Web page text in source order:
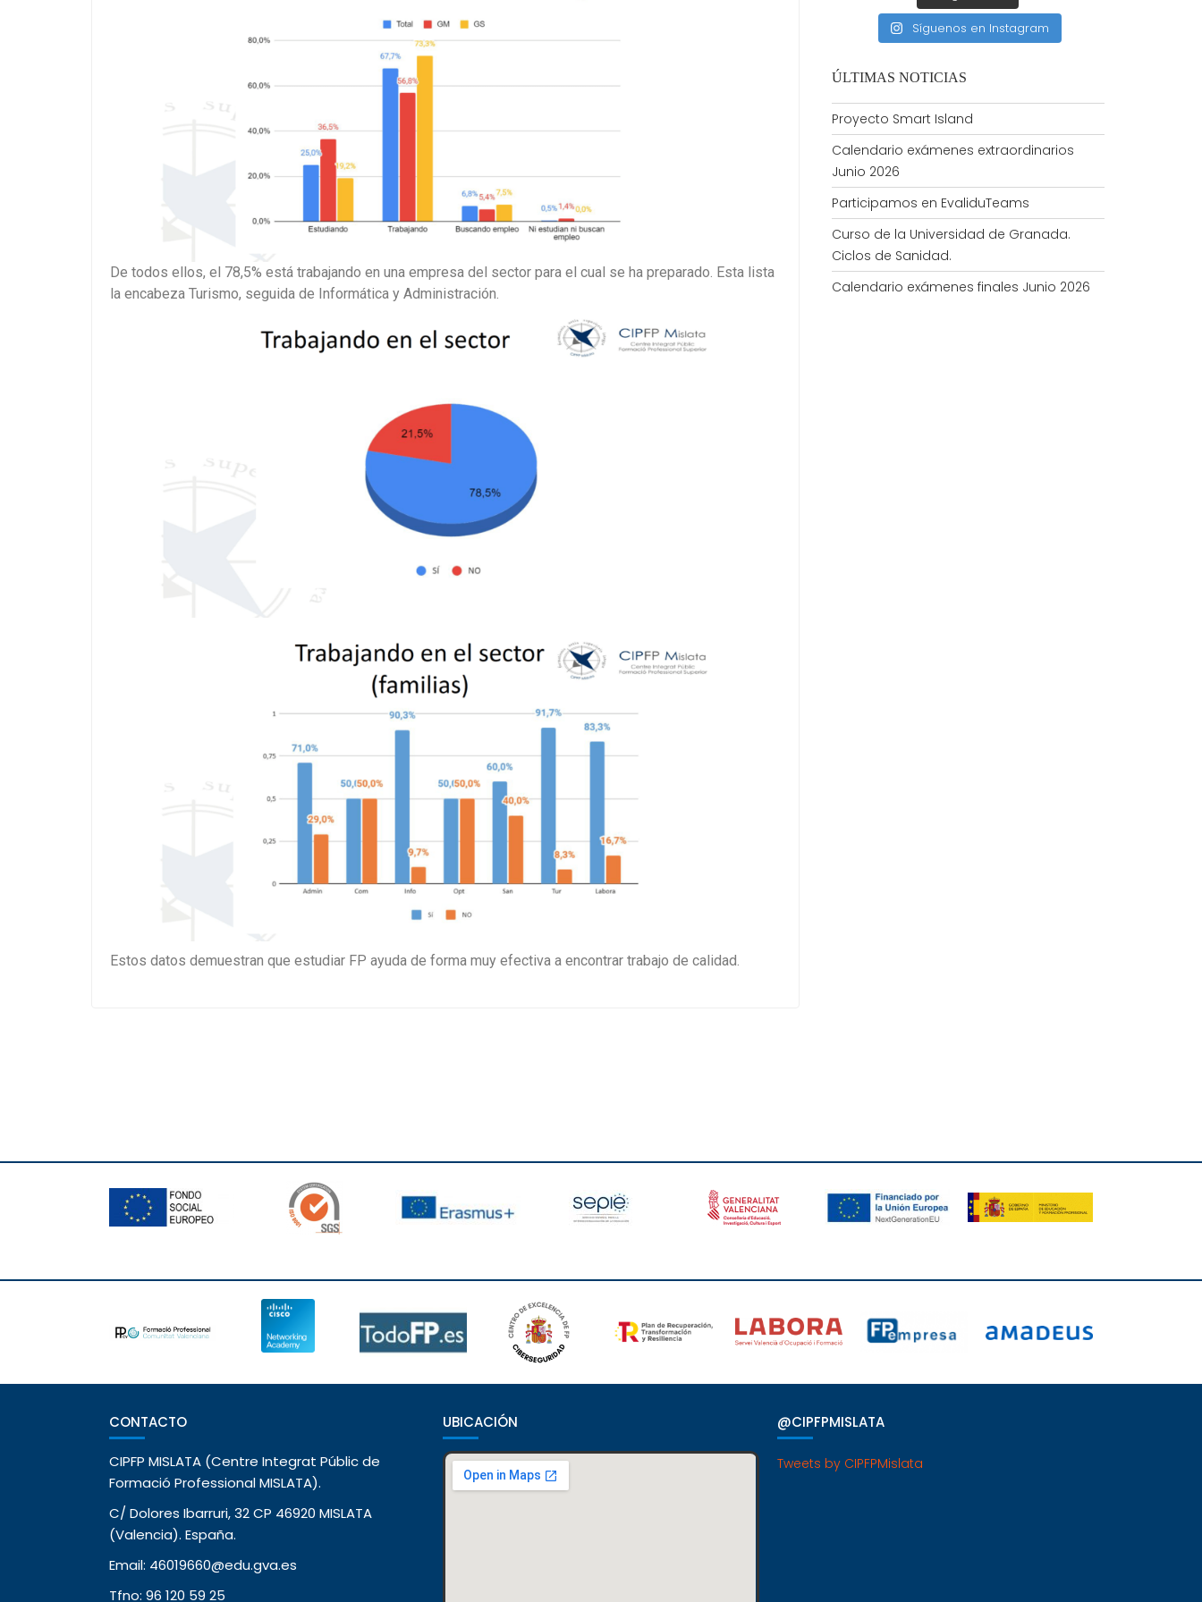
De todos ellos, el 78,5% está trabajando en una empresa del sector para el cual se ha preparado. Esta lista
la encabeza Turismo, seguida de Informática y Administración.
Estos datos demuestran que estudiar FP ayuda de forma muy efectiva a encontrar trabajo de calidad.
Síguenos en Instagram
ÚLTIMAS NOTICIAS
Proyecto Smart Island
Calendario exámenes extraordinarios
Junio 2026
Participamos en EvaliduTeams
Curso de la Universidad de Granada.
Ciclos de Sanidad.
Calendario exámenes finales Junio 2026
CONTACTO
CIPFP MISLATA (Centre Integrat Públic de
Formació Professional MISLATA).
C/ Dolores Ibarruri, 32 CP 46920 MISLATA
(Valencia). España.
Email: 46019660@edu.gva.es
Tfno: 96 120 59 25
UBICACIÓN @CIPFPMISLATA
Tweets by CIPFPMislata